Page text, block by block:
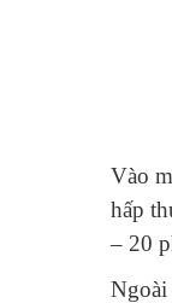
Vào
hấp
– 20
Ngoài